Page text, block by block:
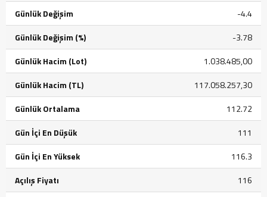
Günlük Değişim
-4.4
Günlük Değişim (%)
-3.78
Günlük Hacim (Lot)
1.038.485,00
Günlük Hacim (TL)
117.058.257,30
Günlük Ortalama
112.72
Gün İçi En Düşük
111
Gün İçi En Yüksek
116.3
Açılış Fiyatı
116